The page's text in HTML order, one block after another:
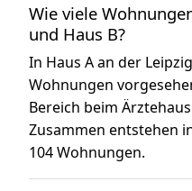
Wie viele
und Haus B?
In Haus A an der
Wohnungen
Bereich beim
Zusammen entstehen
104 Wohnungen.